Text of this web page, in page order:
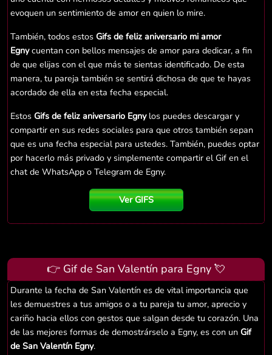
evoquen un sentimiento de amor en quien lo mire.
También, todos estos Gifs de feliz aniversario mi amor
Egnycuentan con bellos mensajes de amor para dedicar, a fin
de que elijas con el que más te sientas identificado. De esta
manera, tu pareja también se sentirá dichosa de que te hayas
acordado de ella en esta fecha especial.
Estos Gifs de feliz aniversario Egnylos puedes descargar y
compartir en sus redes sociales para que otros también sepan
que es una fecha especial para ustedes. También, puedes optar
por hacerlo más privado y simplemente compartir el Gif en el
chat de WhatsApp o Telegram de Egny.
Ver GIFS
👉 Gif de San Valentín para Egny 💘
Durante la fecha de San Valentín es de vital importancia que
les demuestres a tus amigos o a tu pareja tu amor, aprecio y
cariño hacia ellos con gestos que salgan desde tu corazón. Una
de las mejores formas de demostrárselo a Egny, es con un Gif
de San Valentín Egny.